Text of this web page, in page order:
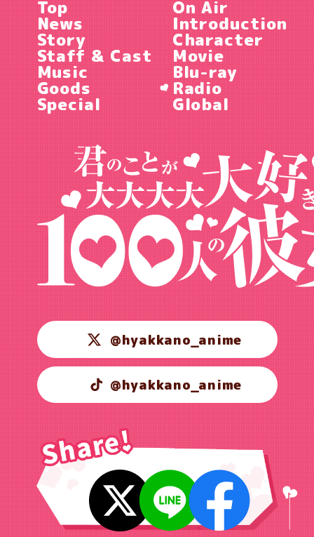
Top On Air
News Introduction
Story Character
Staff & Cast Movie
Music Blu-ray
Goods Radio
Special Global
@hyakkano_anime
@hyakkano_anime